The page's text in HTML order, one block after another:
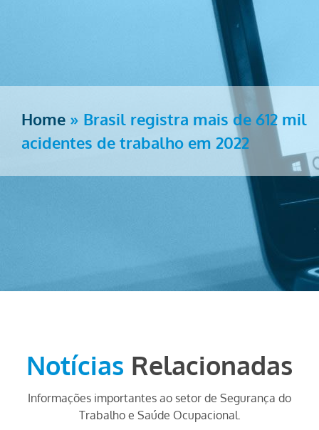
Home » Brasil registra mais de 612 mil
acidentes de trabalho em 2022
Notícias Relacionadas
Informações importantes ao setor de Segurança do
Trabalho e Saúde Ocupacional.